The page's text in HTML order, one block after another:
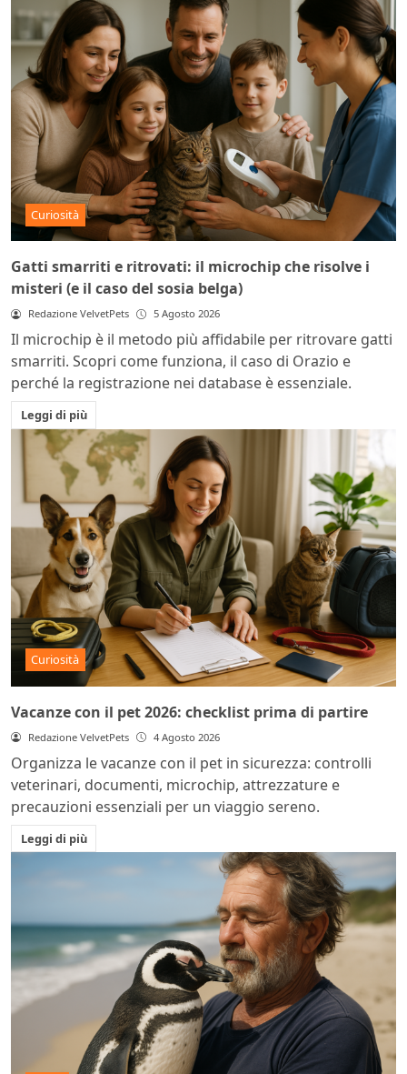
Curiosità
Gatti smarriti e ritrovati: il microchip che risolve i
misteri (e il caso del sosia belga)
Redazione VelvetPets 5 Agosto 2026
Il microchip è il metodo più affidabile per ritrovare gatti
smarriti. Scopri come funziona, il caso di Orazio e
perché la registrazione nei database è essenziale.
Leggi di più
Curiosità
Vacanze con il pet 2026: checklist prima di partire
Redazione VelvetPets 4 Agosto 2026
Organizza le vacanze con il pet in sicurezza: controlli
veterinari, documenti, microchip, attrezzature e
precauzioni essenziali per un viaggio sereno.
Leggi di più